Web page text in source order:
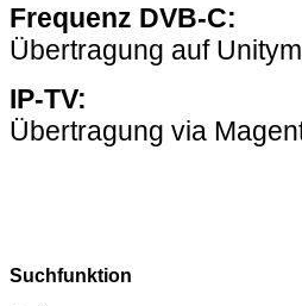
Frequenz DVB-C:
Übertragung auf
IP-TV:
Übertragung via
Suchfunktion